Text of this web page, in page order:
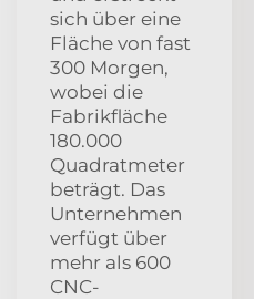
sich über eine
Fläche von fast
300 Morgen,
wobei die
Fabrikfläche
180.000
Quadratmeter
beträgt. Das
Unternehmen
verfügt über
mehr als 600
CNC-